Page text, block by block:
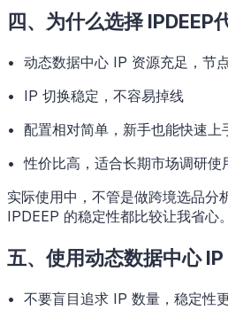
四、为什么选择 IPDEEP
• 动态数据中心 IP 资源充足，节
• IP 切换稳定，不容易掉线
• 配置相对简单，新手也能快速上
• 性价比高，适合长期市场调研使
实际使用中，不管是做跨境选品分
IPDEEP 的稳定性都比较让我省心。
五、使用动态数据中心
• 不要盲目追求 IP 数量，稳定性